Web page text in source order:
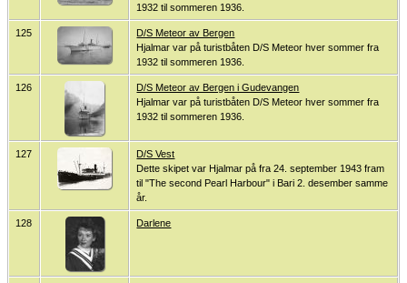
1932 til sommeren 1936.
125
D/S Meteor av Bergen
Hjalmar var på turistbåten D/S Meteor hver sommer fra
1932 til sommeren 1936.
126
D/S Meteor av Bergen i Gudevangen
Hjalmar var på turistbåten D/S Meteor hver sommer fra
1932 til sommeren 1936.
127
D/S Vest
Dette skipet var Hjalmar på fra 24. september 1943 fram
til "The second Pearl Harbour" i Bari 2. desember samme
år.
128 Darlene